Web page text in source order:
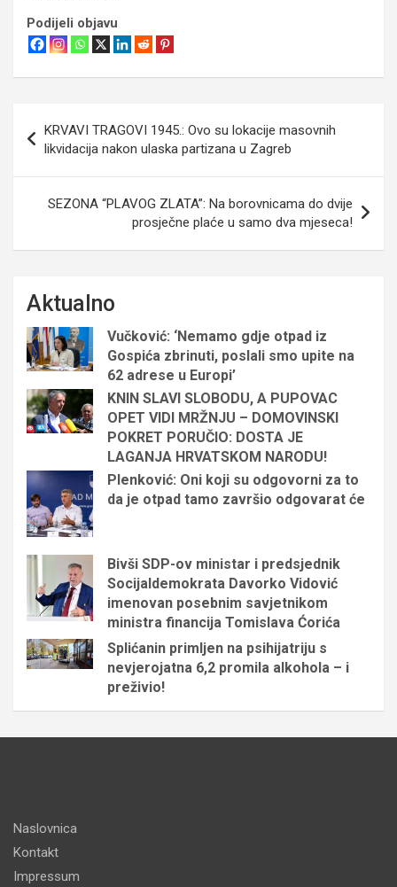
Podijeli objavu
objava
KRVAVI TRAGOVI 1945.: Ovo su lokacije masovnih
likvidacija nakon ulaska partizana u Zagreb
SEZONA “PLAVOG ZLATA”: Na borovnicama do dvije
prosječne plaće u samo dva mjeseca!
Aktualno
Vučković: ‘Nemamo gdje otpad iz
Gospića zbrinuti, poslali smo upite na
62 adrese u Europi’
KNIN SLAVI SLOBODU, A PUPOVAC
OPET VIDI MRŽNJU – DOMOVINSKI
POKRET PORUČIO: DOSTA JE
LAGANJA HRVATSKOM NARODU!
Plenković: Oni koji su odgovorni za to
da je otpad tamo završio odgovarat će
Bivši SDP-ov ministar i predsjednik
Socijaldemokrata Davorko Vidović
imenovan posebnim savjetnikom
ministra financija Tomislava Ćorića
Splićanin primljen na psihijatriju s
nevjerojatna 6,2 promila alkohola – i
preživio!
Naslovnica
Kontakt
Impressum